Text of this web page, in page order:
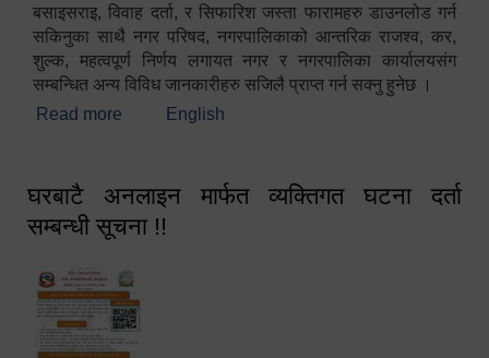
बसाइसराइ, विवाह दर्ता, र सिफारिश जस्ता फारामहरु डाउनलोड गर्न
सकिनुका साथै नगर परिषद, नगरपालिकाको आन्तरिक राजश्व, कर,
शुल्क, महत्वपूर्ण निर्णय लगायत नगर र नगरपालिका कार्यालयसंग
सम्बन्धित अन्य विविध जानकारीहरु सजिलै प्राप्त गर्न सक्नु हुनेछ ।
Read more about स्वागतम!!!
English
घरबाटै अनलाइन मार्फत व्यक्तिगत घटना दर्ता
सम्बन्धी सूचना !!